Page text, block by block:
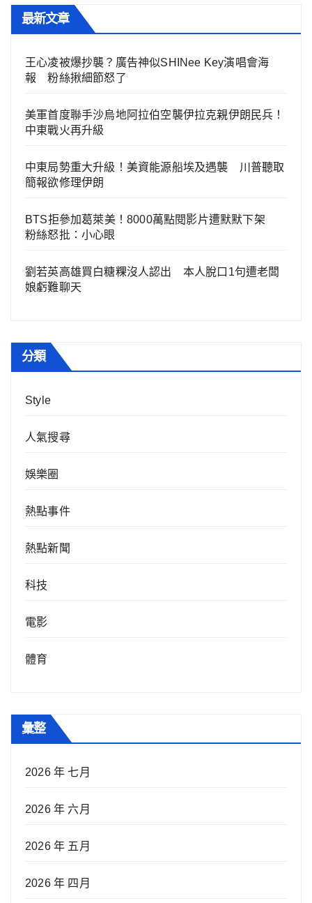
最新文章
王心凌被爆抄襲？廣告神似SHINee Key演唱會海
報 粉絲揪細節怒了
美軍首度聯手沙烏地阿拉伯空襲伊拉克親伊朗民兵！
中東戰火再升級
中東局勢重大升級！美資能源船埃及遇襲 川普聽取
簡報欲修理伊朗
BTS拒參加葛萊美！8000萬點閱影片遭默默下架
粉絲怒批：小心眼
劉若英高雄買白糖粿沒人認出 本人脫口1句遭老闆
娘虧難聊天
分類
Style
人氣搜尋
娛樂圈
熱點事件
熱點新聞
科技
電影
體育
彙整
2026 年 七月
2026 年 六月
2026 年 五月
2026 年 四月